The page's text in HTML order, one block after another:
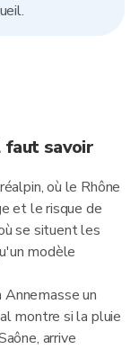
faut savoir
où le Rhône
et le risque de
se situent les
modèle
un
montre si la pluie
arrive